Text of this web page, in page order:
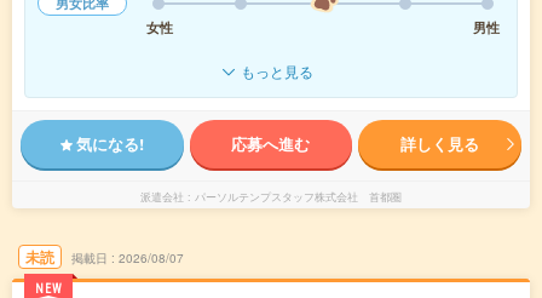
女性
男性
もっと見る
気になる! 応募へ進む 詳しく見る
派遣会社 パーソルテンプスタッフ株式会社 首都圏
未読
NEW
掲載日 2026/08/07